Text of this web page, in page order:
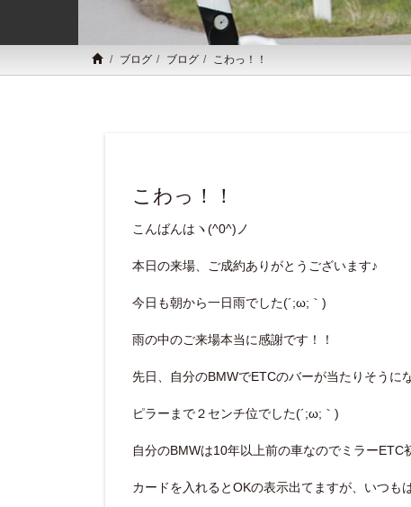
ブログ ブログ こわっ！！
こわっ！！
こんばんはヽ(^0^)ノ
本日の来場、ご成約ありがとうございます♪
今日も朝から一日雨でした(´;ω;｀)
雨の中のご来場本当に感謝です！！
先日、自分のBMWでETCのバーが当たりそうに
ピラーまで２センチ位でした(´;ω;｀)
自分のBMWは10年以上前の車なのでミラーETC
カードを入れるとOKの表示出てますが、いつも